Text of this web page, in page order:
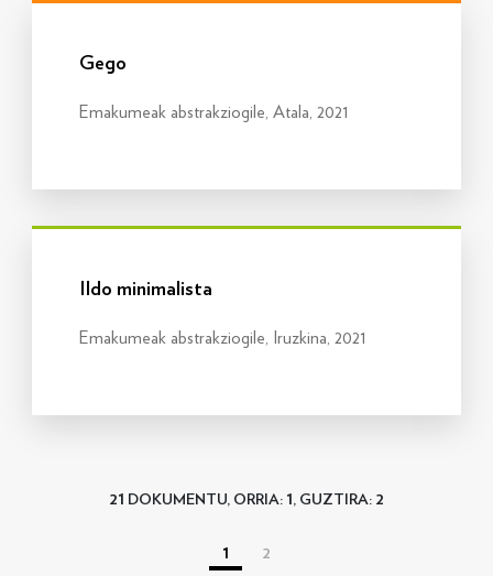
Gego
Emakumeak abstrakziogile, Atala, 2021
Ildo minimalista
Emakumeak abstrakziogile, Iruzkina, 2021
21 DOKUMENTU, ORRIA: 1, GUZTIRA: 2
1 2